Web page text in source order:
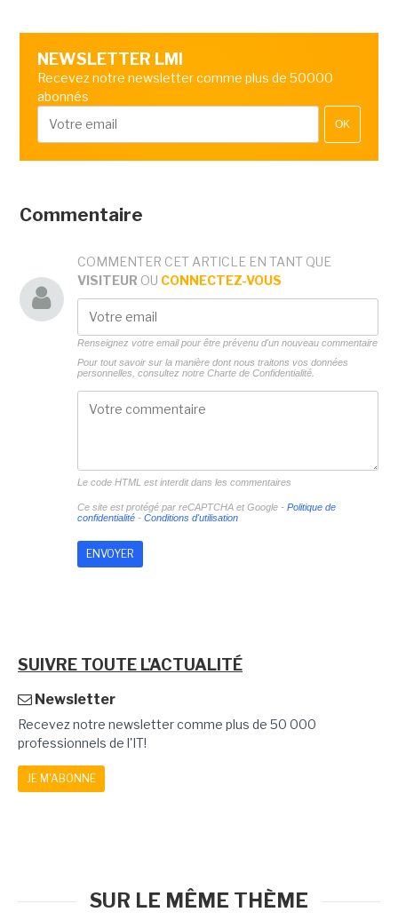
NEWSLETTER LMI
Recevez notre newsletter comme plus de 50000
abonnés
OK
Commentaire
COMMENTER CET ARTICLE EN TANT QUE
VISITEUR OU CONNECTEZ-VOUS
Renseignez votre email pour être prévenu d'un nouveau commentaire
Pour tout savoir sur la manière dont nous traitons vos données
personnelles, consultez notre Charte de Confidentialité.
Le code HTML est interdit dans les commentaires
Ce site est protégé par reCAPTCHA et Google - Politique de
confidentialité- Conditions d'utilisation
SUIVRE TOUTE L'ACTUALITÉ
Newsletter
Recevez notre newsletter comme plus de 50 000
professionnels de l'IT!
JE M'ABONNE
SUR LE MÊME THÈME